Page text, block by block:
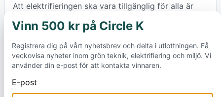
Att elektrifieringen ska vara tillgänglig för alla är
centralt för att nå våra klimatmål, och det är
avgörande att ingen grupp stängs ute från den
gröna omställningen på grund av byråkratiska
hinder. Att säkra en rättvis och tillgänglig övergång
till hållbara transporter är en nyckel i kampen mot
den akuta globala uppvärmningen.
Vinn 500 kr på Circle K
Registrera dig på vårt nyhetsbrev och delta i utlottningen. Få
veckovisa nyheter inom grön teknik, elektrifiering och miljö. Vi
använder din e-post för att kontakta vinnaren.
E-post